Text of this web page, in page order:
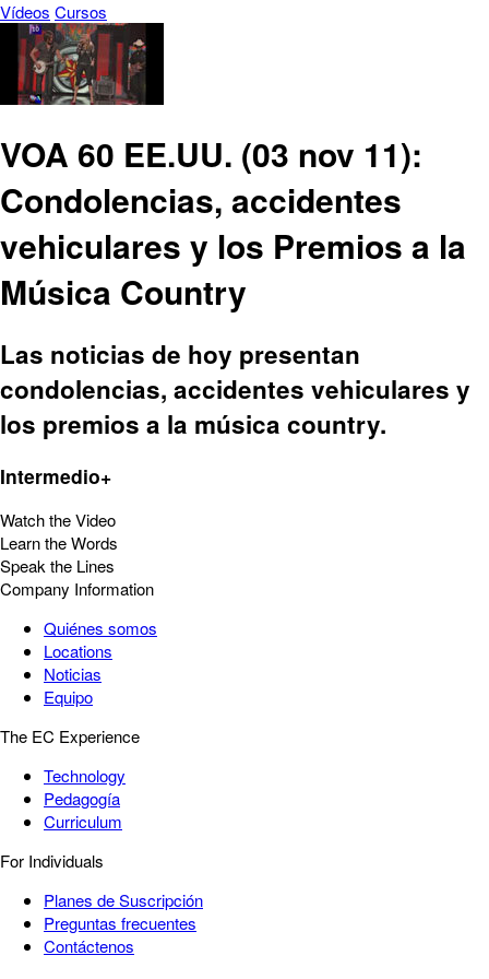
Vídeos Cursos
VOA 60 EE.UU. (03 nov 11):
Condolencias, accidentes
vehiculares y los Premios a la
Música Country
Las noticias de hoy presentan
condolencias, accidentes vehiculares y
los premios a la música country.
Intermedio+
Watch the Video
Learn the Words
Speak the Lines
Company Information
Quiénes somos
Locations
Noticias
Equipo
The EC Experience
Technology
Pedagogía
Curriculum
For Individuals
Planes de Suscripción
Preguntas frecuentes
Contáctenos